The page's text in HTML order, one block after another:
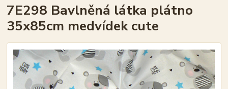
7E298 Bavlněná látka plátno
35x85cm medvídek cute